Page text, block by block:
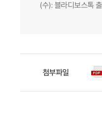
(수): 블라디보스톡
첨부파일